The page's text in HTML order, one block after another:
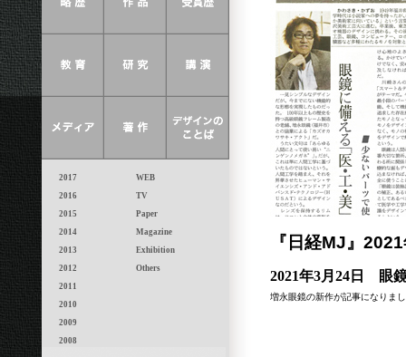
2017
2016
2015
2014
2013
2012
2011
2010
2009
2008
WEB
TV
Paper
Magazine
Exhibition
Others
『日経MJ』
2021年3月24日 眼
増永眼鏡の新作が記事になりま